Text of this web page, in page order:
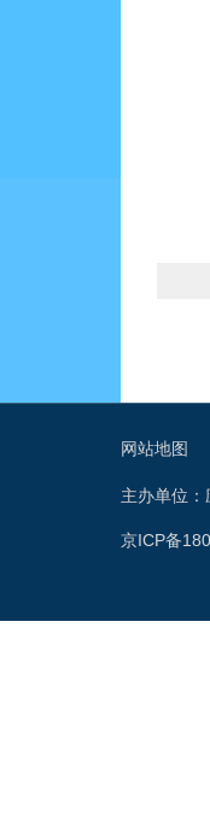
网站地图
主办单位：
京ICP备